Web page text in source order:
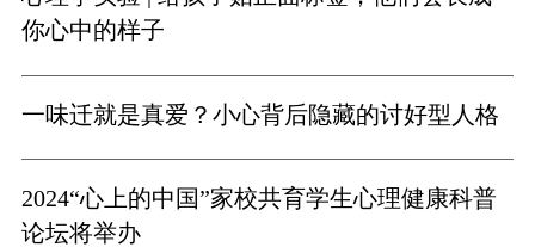
你心中的样子
一味迁就是真爱？小心背后隐藏的讨好型人格
2024“心上的中国”家校共育学生心理健康科普
论坛将举办